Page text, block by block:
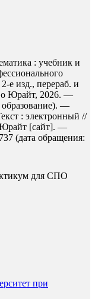
: учебник и
е изд., перераб. и
Юрайт, 2026. —
—
: электронный //
Юрайт [сайт]. —
(дата обращения:
для СПО
при